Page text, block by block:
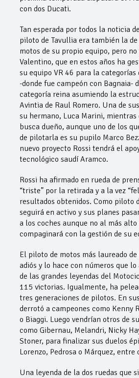
con dos Ducati.
Tan esperada por todos la noticia
piloto de Tavullia era también la
motos de su propio equipo, pero no
Valentino, que en estos años ha
su equipo VR 46 para la
-donde fue campeón con Bagnaia-
categoría reina asumiendo la
Avintia de Raul Romero. Una de
su hermano, Luca Marini,
busca dueño, aunque uno de los
de pilotarla es su pupilo Marco
nuevo proyecto Rossi tendrá el
tecnológico saudí Aramco.
Rossi ha afirmado en rueda de
“triste” por la retirada y a la vez
resultados obtenidos. Como piloto
seguirá en activo y sus planes
a los coches aunque no al más
compaginará con la gestión de su
El piloto de motos más laureado
adiós y lo hace con números que
de las grandes leyendas del
115 victorias. Igualmente, ha
tres generaciones de pilotos. En
derrotó a campeones como Kenny
o Biaggi. Luego vendrían otros de
como Gibernau, Melandri, Nicky
Stoner, para finalizar sus duelos
Lorenzo, Pedrosa o Márquez, entre
Una leyenda de la dos ruedas que